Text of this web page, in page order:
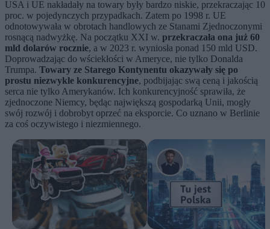
USA i UE nakładały na towary były bardzo niskie, przekraczając 10
proc. w pojedynczych przypadkach. Zatem po 1998 r. UE
odnotowywała w obrotach handlowych ze Stanami Zjednoczonymi
rosnącą nadwyżkę. Na początku XXI w. przekraczała ona już 60
mld dolarów rocznie, a w 2023 r. wyniosła ponad 150 mld USD.
Doprowadzając do wściekłości w Ameryce, nie tylko Donalda
Trumpa. Towary ze Starego Kontynentu okazywały się po
prostu niezwykle konkurencyjne, podbijając swą ceną i jakością
serca nie tylko Amerykanów. Ich konkurencyjność sprawiła, że
zjednoczone Niemcy, będąc największą gospodarką Unii, mogły
swój rozwój i dobrobyt oprzeć na eksporcie. Co uznano w Berlinie
za coś oczywistego i niezmiennego.